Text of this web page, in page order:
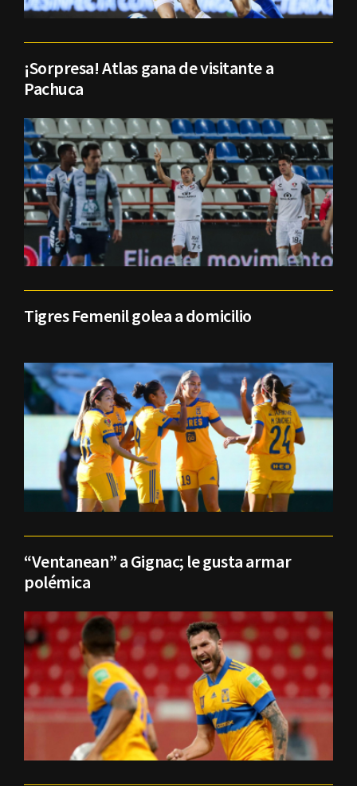
¡Sorpresa! Atlas gana de visitante a
Pachuca
Tigres Femenil golea a domicilio
“Ventanean” a Gignac; le gusta armar
polémica